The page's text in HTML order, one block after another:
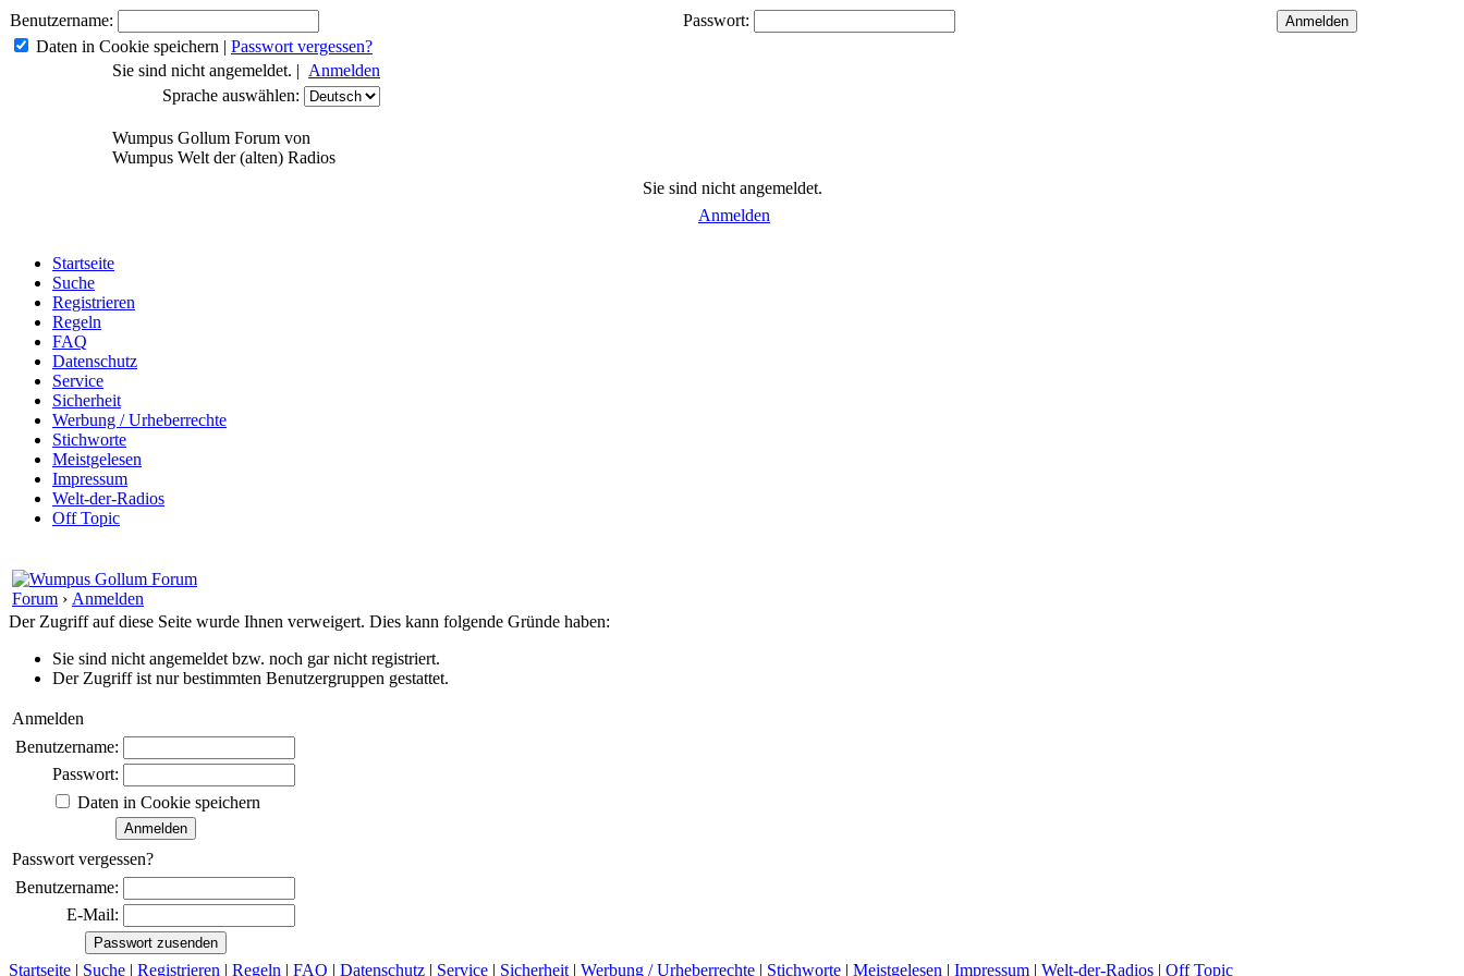
Benutzername:
Passwort:
Daten in Cookie speichern | Passwort vergessen?
Sie sind nicht angemeldet. | Anmelden
Sprache auswählen:
Wumpus Gollum Forum von
Wumpus Welt der (alten) Radios
Sie sind nicht angemeldet.
Anmelden
Startseite
Suche
Registrieren
Regeln
FAQ
Datenschutz
Service
Sicherheit
Werbung / Urheberrechte
Stichworte
Meistgelesen
Impressum
Welt-der-Radios
Off Topic
Forum › Anmelden
Der Zugriff auf diese Seite wurde Ihnen verweigert. Dies kann folgende Gründe haben:
Sie sind nicht angemeldet bzw. noch gar nicht registriert.
Der Zugriff ist nur bestimmten Benutzergruppen gestattet.
Anmelden
Benutzername:
Passwort:
Daten in Cookie speichern
Passwort vergessen?
Benutzername:
E-Mail:
Startseite | Suche | Registrieren | Regeln | FAQ | Datenschutz | Service | Sicherheit | Werbung / Urheberrechte | Stichworte | Meistgelesen | Impressum | Welt-der-Radios | Off Topic